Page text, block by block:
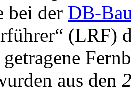
bei der DB-
(LRF)
aus den